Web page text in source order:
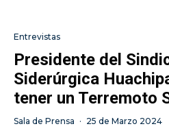
Entrevistas
Presidente del
Siderúrgica
tener un Terremoto
Sala de Prensa · 25 de Marzo 2024